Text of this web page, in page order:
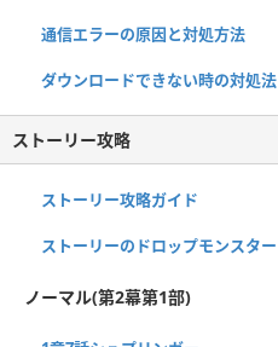
通信エラーの原因と対処方法
ダウンロードできない時の対処法
ストーリー攻略
ストーリー攻略ガイド
ストーリーのドロップモンスター
ノーマル(第2幕第1部)